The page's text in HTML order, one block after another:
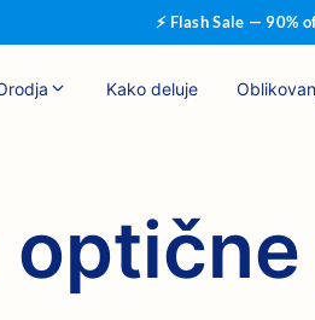
⚡ Flash Sale — 90%
Kako deluje